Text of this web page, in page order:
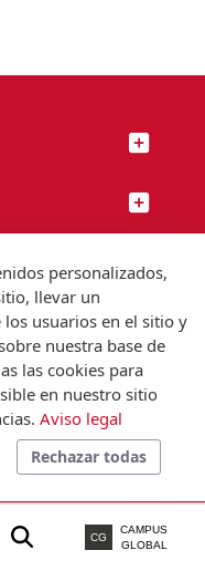
CG
CAMPUS
GLOBAL
Fabra
00
personalizados,
llevar un
usuarios en el sitio y
nuestra base de
las cookies para
en nuestro sitio
Aviso legal
Rechazar todas